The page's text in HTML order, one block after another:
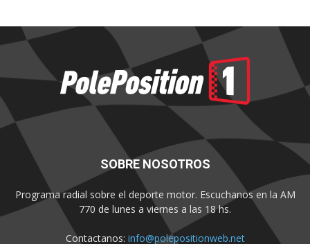
SOBRE NOSOTROS
Programa radial sobre el deporte motor. Escuchanos en la AM
770 de lunes a viernes a las 18 hs.
Contactanos: info@polepositionweb.net